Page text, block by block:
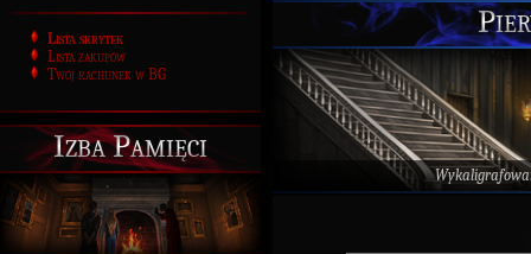
Lista skrytek
Lista zakupów
Twój rachunek w BG
Izba Pamięci